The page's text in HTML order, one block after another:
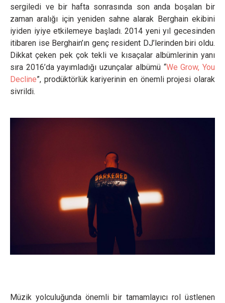
sergiledi ve bir hafta sonrasında son anda boşalan bir
zaman aralığı için yeniden sahne alarak Berghain ekibini
iyiden iyiye etkilemeye başladı. 2014 yeni yıl gecesinden
itibaren ise Berghain’ın genç resident DJ’lerinden biri oldu.
Dikkat çeken pek çok tekli ve kısaçalar albümlerinin yanı
sıra 2016’da yayımladığı uzunçalar albümü “We Grow, You
Decline”, prodüktörlük kariyerinin en önemli projesi olarak
sivrildi.
Müzik yolculuğunda önemli bir tamamlayıcı rol üstlenen